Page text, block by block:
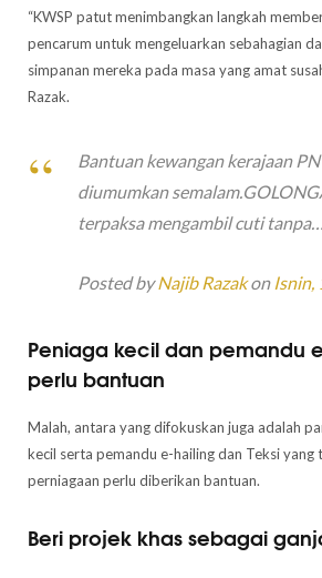
“KWSP patut menimbangkan langkah
pencarum untuk mengeluarkan sebahagian
simpanan mereka pada masa yang amat
Razak.
Bantuan kewangan kerajaan
diumumkan
terpaksa mengambil cuti tanpa…
Posted byNajib Razakon Isnin,
Peniaga kecil dan pemandu
perlu bantuan
Malah, antara yang difokuskan juga adalah
kecil serta pemandu e-hailing dan Teksi yang
perniagaan perlu diberikan bantuan.
Beri projek khas sebagai